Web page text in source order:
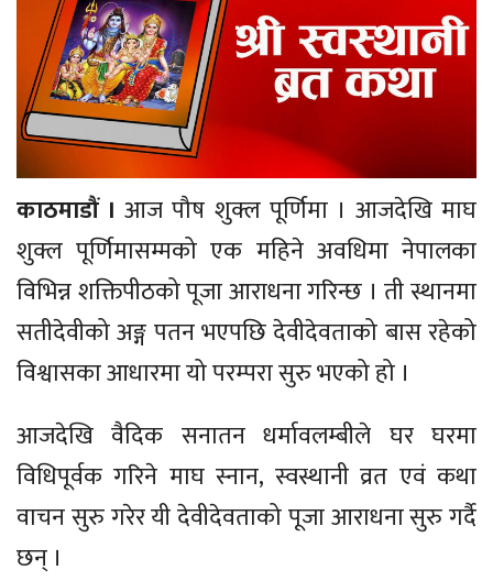
काठमाडौं ।आज पौष शुक्ल पूर्णिमा । आजदेखि माघ
शुक्ल पूर्णिमासम्मको एक महिने अवधिमा नेपालका
विभिन्न शक्तिपीठको पूजा आराधना गरिन्छ । ती स्थानमा
सतीदेवीको अङ्ग पतन भएपछि देवीदेवताको बास रहेको
विश्वासका आधारमा यो परम्परा सुरु भएको हो ।
आजदेखि वैदिक सनातन धर्मावलम्बीले घर घरमा
विधिपूर्वक गरिने माघ स्नान, स्वस्थानी व्रत एवं कथा
वाचन सुरु गरेर यी देवीदेवताको पूजा आराधना सुरु गर्दै
छन् ।